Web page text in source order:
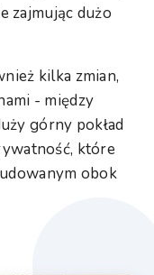
zajmując dużo
kilka zmian,
- między
górny pokład
które
obok